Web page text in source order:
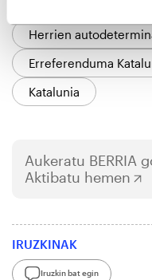
Herrien
Erreferenduma
Katalunia
Aukeratu BERRIA
Aktibatu hemen
IRUZKINAK
Iruzkin bat egin